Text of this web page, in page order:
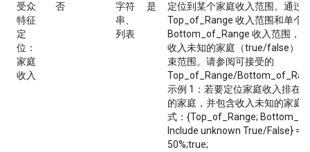
受众
特征
定
位：
家庭
收入
否
字符
串、
列表
是
定位到某个家庭收入范围。通过
Top_of_Range 收入范围和单个
Bottom_of_Range 收入范围，
收入未知的家庭（true/false）
束范围。请参阅可接受的
Top_of_Range/
示例 1：若要定位家庭收入排在
的家庭，并包含收入未知的家庭
式：{Top_of_Range;
Include unknown True/False} =
50%;true;